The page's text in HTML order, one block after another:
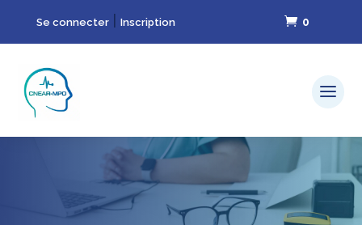
Se connecter| Inscription 0